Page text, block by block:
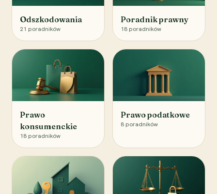
Odszkodowania
21 poradników
Poradnik prawny
18 poradników
Prawo
konsumenckie
18 poradników
Prawo podatkowe
8 poradników